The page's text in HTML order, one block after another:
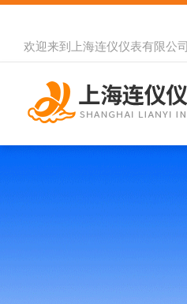
欢迎来到 上海连仪仪表有限公司